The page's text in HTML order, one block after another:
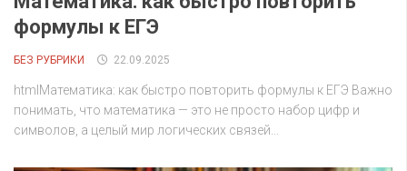
формулы к ЕГЭ
БЕЗ РУБРИКИ 22.09.2025
htmlМатематика: как быстро повторить формулы к ЕГЭ Важно
понимать, что математика — это не просто набор цифр и
символов, а целый мир логических связей...